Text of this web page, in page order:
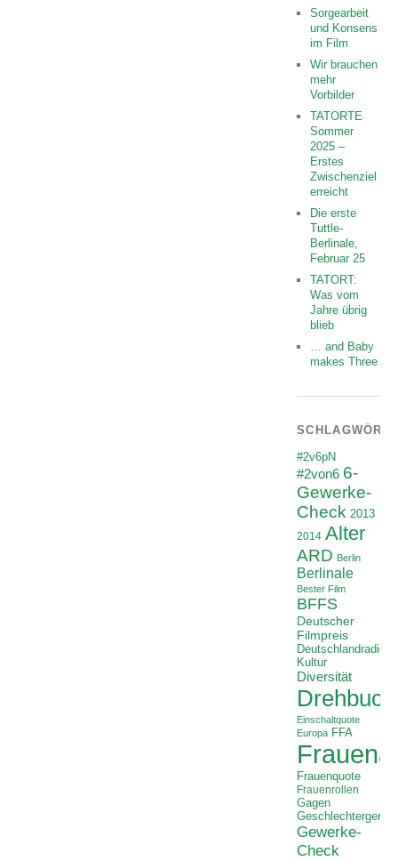
Sorgearbeit
und Konsens
im Film
Wir brauchen
mehr
Vorbilder
TATORTE
Sommer
2025 –
Erstes
Zwischenziel
erreicht
Die erste
Tuttle-
Berlinale,
Februar 25
TATORT:
Was vom
Jahre übrig
blieb
… and Baby
makes Three
#2v6pN
#2von6 6-
Gewerke-
Check 2013
2014 Alter
ARD Berlin
Berlinale
Bester Film
BFFS
Deutscher
Filmpreis
Deutschlandradio
Kultur
Diversität
Drehbuch
Einschaltquote
Europa FFA
Frauenquote
Frauenrollen
Gagen
Gewerke-
Check